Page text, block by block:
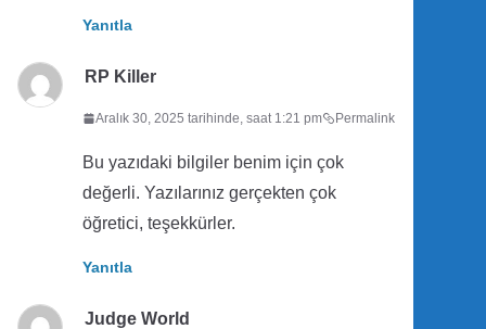
Yanıtla
RP Killer
Aralık 30, 2025 tarihinde, saat 1:21 pm Permalink
Bu yazıdaki bilgiler benim için çok
değerli. Yazılarınız gerçekten çok
öğretici, teşekkürler.
Yanıtla
Judge World